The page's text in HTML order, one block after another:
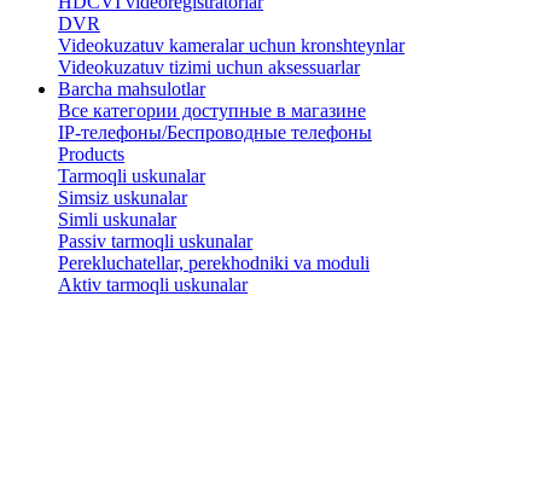
DVR
Videokuzatuv kameralar uchun kronshteynlar
​Videokuzatuv tizimi uchun aksessuarlar
Barcha mahsulotlar
Все категории доступные в магазине
IP-телефоны/Беспроводные телефоны
Products
Tarmoqli uskunalar
Simsiz uskunalar
Simli uskunalar
Passiv tarmoqli uskunalar
​Perekluchatellar, perekhodniki va moduli
Aktiv tarmoqli uskunalar